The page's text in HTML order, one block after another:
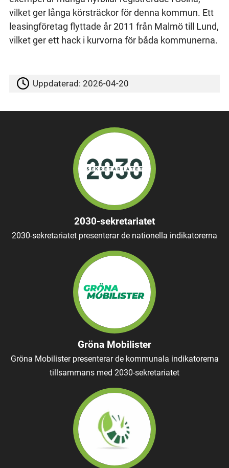
vilket ger långa körsträckor för denna kommun. Ett
leasingföretag flyttade år 2011 från Malmö till Lund,
vilket ger ett hack i kurvorna för båda kommunerna.
Uppdaterad:2026-04-20
2030-sekretariatet
2030-sekretariatet presenterar de nationella indikatorerna
Gröna Mobilister
Gröna Mobilister presenterar de kommunala indikatorerna
tillsammans med 2030-sekretariatet